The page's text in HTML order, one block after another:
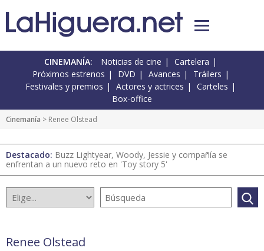
CINEMANÍA: Noticias de cine
Cartelera
Próximos estrenos
DVD Avances
Tráilers
Festivales y premios
Actores y actrices
Carteles
Box-office
Cinemanía > Renee Olstead
Destacado: Buzz Lightyear, Woody, Jessie y compañía se
enfrentan a un nuevo reto en 'Toy story 5'
Renee Olstead